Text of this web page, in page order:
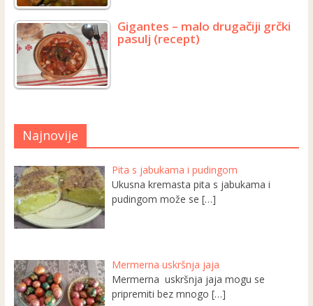
Gigantes – malo drugačiji grčki
pasulj (recept)
Najnovije
Pita s jabukama i pudingom
Ukusna kremasta pita s jabukama i
pudingom može se[…]
Mermerna uskršnja jaja
Mermerna uskršnja jaja mogu se
pripremiti bez mnogo[…]